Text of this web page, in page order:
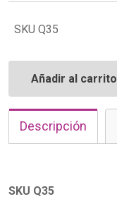
SKU Q35
Añadir al carrito
Descripción
SKU Q35